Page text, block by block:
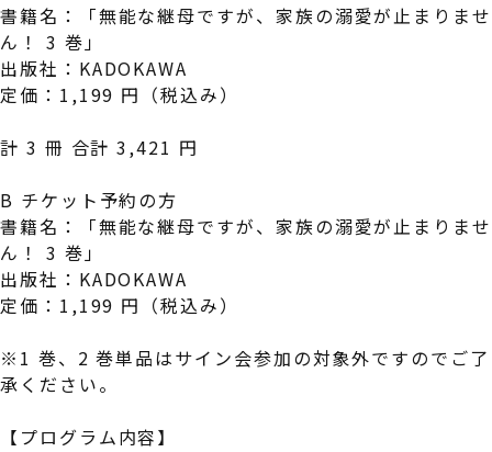
書籍名：「無能な継母ですが、家族の溺愛が止まりませ
ん！ 3 巻」
出版社：KADOKAWA
定価：1,199 円（税込み）
計 3 冊 合計 3,421 円
B チケット予約の方
書籍名：「無能な継母ですが、家族の溺愛が止まりませ
ん！ 3 巻」
出版社：KADOKAWA
定価：1,199 円（税込み）
※1 巻、2 巻単品はサイン会参加の対象外ですのでご了
承ください。
【プログラム内容】